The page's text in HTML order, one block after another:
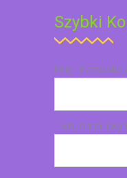
Szybki
Imię i nazwisko
Twój email